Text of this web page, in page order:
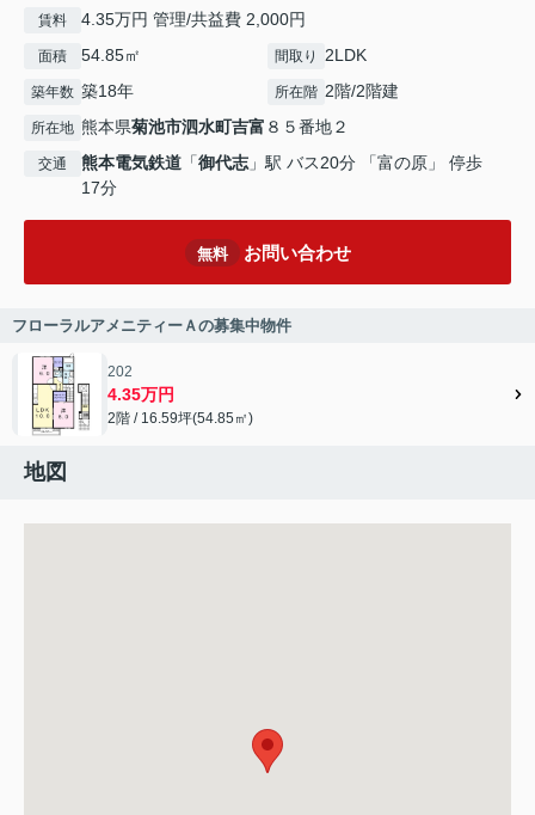
賃料 4.35万円 管理/共益費 2,000円
面積 54.85㎡ 間取り 2LDK
築年数 築18年 所在階 2階/2階建
所在地 熊本県菊池市泗水町吉富 ８５番地２
交通 熊本電気鉄道 「御代志 」駅 バス20分 「富の原」 停歩
17分
無料 お問い合わせ
フローラルアメニティーＡの募集中物件
202
4.35万円
2階 / 16.59坪(54.85㎡)
地図